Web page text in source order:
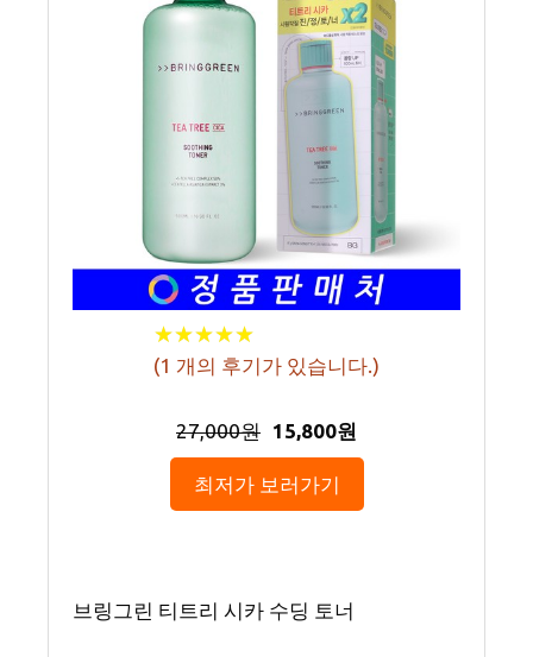
★★★★★
★★★★★
(1 개의 후기가 있습니다.)
27,000원 15,800원
최저가 보러가기
브링그린 티트리 시카 수딩 토너